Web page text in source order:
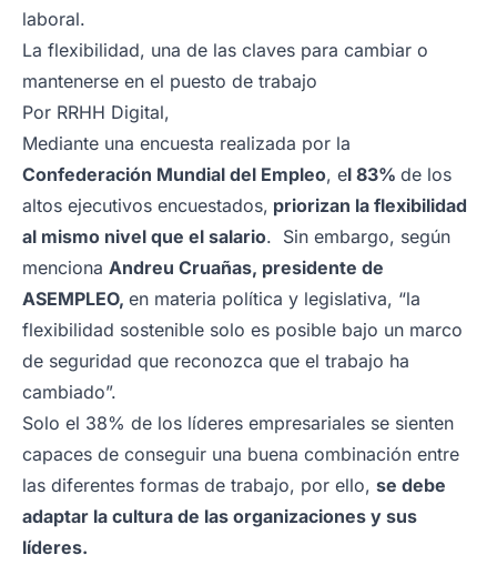
laboral.
La flexibilidad, una de las claves para cambiar o
mantenerse en el puesto de trabajo
Por RRHH Digital,
Mediante una encuesta realizada por la
Confederación Mundial del Empleo, el 83% de los
altos ejecutivos encuestados, priorizan la flexibilidad
al mismo nivel que el salario. Sin embargo, según
menciona Andreu Cruañas, presidente de
ASEMPLEO, en materia política y legislativa, “la
flexibilidad sostenible solo es posible bajo un marco
de seguridad que reconozca que el trabajo ha
cambiado”.
Solo el 38% de los líderes empresariales se sienten
capaces de conseguir una buena combinación entre
las diferentes formas de trabajo, por ello, se debe
adaptar la cultura de las organizaciones y sus
líderes.